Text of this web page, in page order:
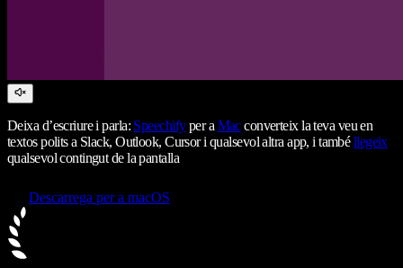
Deixa d’escriure i parla: Speechifyper a Macconverteix la teva veu en
textos polits a Slack, Outlook, Cursor i qualsevol altra app, i tambéllegeix
qualsevol contingut de la pantalla
Descarrega per a macOS